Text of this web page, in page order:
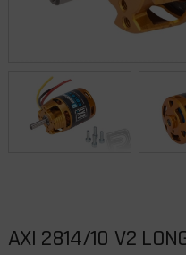
AXI 2814/10 V2